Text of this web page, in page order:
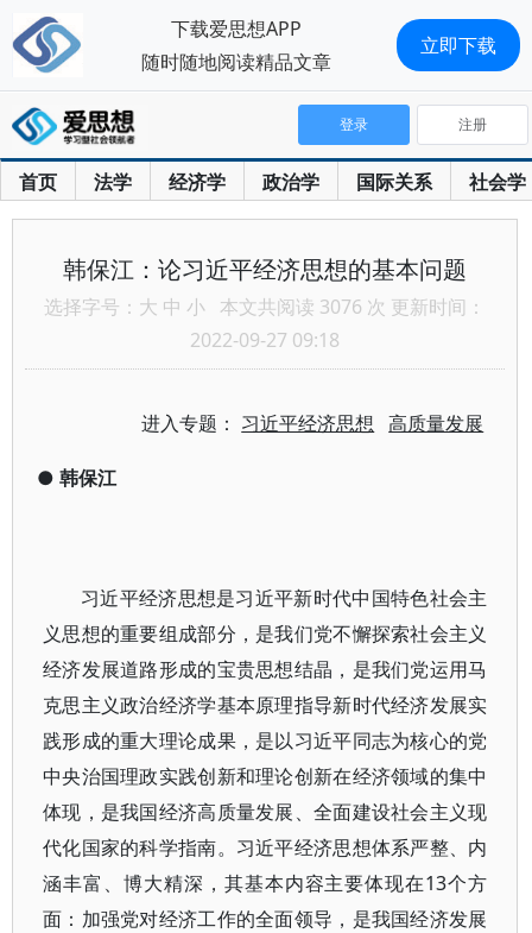
首页 法学 经济学 政治学 国际关系 社会学
登录 注册
韩保江：论习近平经济思想的基本问题
选择字号： 大 中 小 本文共阅读 3076 次 更新时间：
2022-09-27 09:18
进入专题： 习近平经济思想 高质量发展
● 韩保江
习近平经济思想是习近平新时代中国特色社会主
义思想的重要组成部分，是我们党不懈探索社会主义
经济发展道路形成的宝贵思想结晶，是我们党运用马
克思主义政治经济学基本原理指导新时代经济发展实
践形成的重大理论成果，是以习近平同志为核心的党
中央治国理政实践创新和理论创新在经济领域的集中
体现，是我国经济高质量发展、全面建设社会主义现
代化国家的科学指南。习近平经济思想体系严整、内
涵丰富、博大精深，其基本内容主要体现在13个方
面：加强党对经济工作的全面领导，是我国经济发展
下载爱思想APP
随时随地阅读精品文章
立即下载